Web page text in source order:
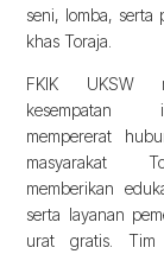
seni, lomba, serta
khas Toraja.
FKIK UKSW
mempererat
masyarakat
memberikan
serta layanan
urat gratis. Tim